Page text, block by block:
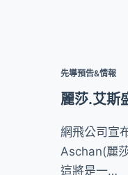
先導預告&情報
麗莎.艾斯
網飛公司宣
Aschan(麗
這將是一…